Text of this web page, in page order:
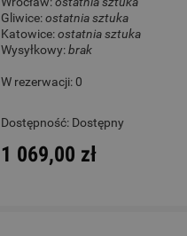
Gliwice:ostatnia sztuka
Katowice:ostatnia sztuka
Wysyłkowy:brak
W rezerwacji: 0
Dostępność: Dostępny
1 069,00 zł